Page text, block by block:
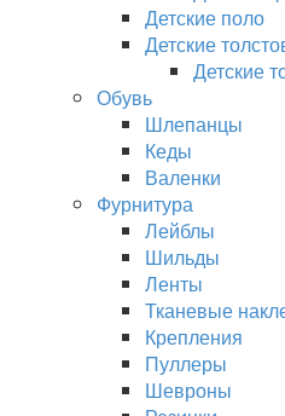
Детские поло
Детские
Детские
Обувь
Шлепанцы
Кеды
Валенки
Фурнитура
Лейблы
Шильды
Ленты
Тканевые
Крепления
Пуллеры
Шевроны